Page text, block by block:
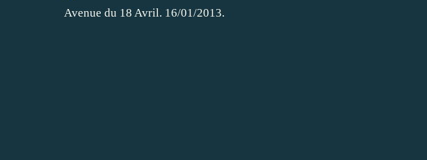
Avenue du 18 Avril. 16/01/2013.